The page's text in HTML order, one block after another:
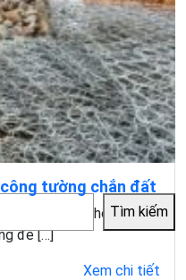
tường chắn đất
cao độ và chống sạt
để […]
Xem chi tiết
Tìm kiếm